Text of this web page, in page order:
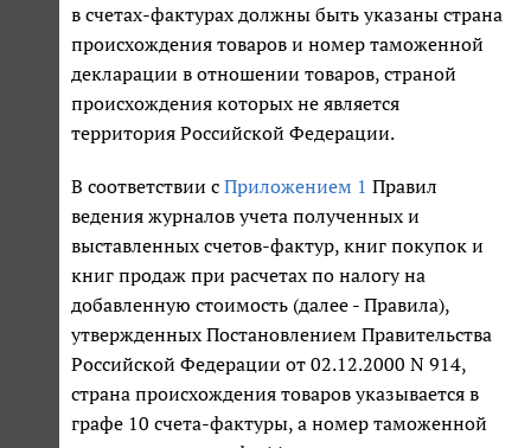
в счетах-фактурах должны быть указаны страна
происхождения товаров и номер таможенной
декларации в отношении товаров, страной
происхождения которых не является
территория Российской Федерации.
В соответствии с Приложением 1 Правил
ведения журналов учета полученных и
выставленных счетов-фактур, книг покупок и
книг продаж при расчетах по налогу на
добавленную стоимость (далее - Правила),
утвержденных Постановлением Правительства
Российской Федерации от 02.12.2000 N 914,
страна происхождения товаров указывается в
графе 10 счета-фактуры, а номер таможенной